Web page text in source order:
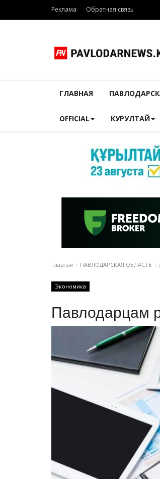
Реклама Обратная связь
ГЛАВНАЯ
OFFICIAL КУРУЛТАЙ
Главная ПАВЛОДАРСКАЯ ОБЛАСТЬ
Экономика
Павлодарцам